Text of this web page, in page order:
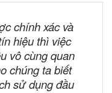
chính xác và
hiệu thì việc
vô cùng quan
chúng ta biết
sử dụng đầu